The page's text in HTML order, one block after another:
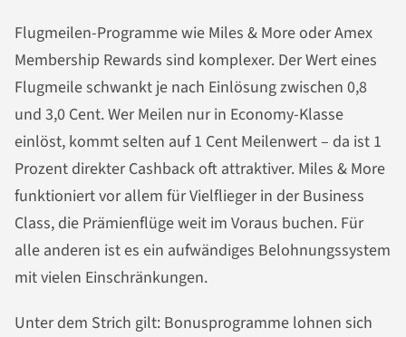
Flugmeilen-Programme wie Miles & More oder Amex
Membership Rewards sind komplexer. Der Wert eines
Flugmeile schwankt je nach Einlösung zwischen 0,8
und 3,0 Cent. Wer Meilen nur in Economy-Klasse
einlöst, kommt selten auf 1 Cent Meilenwert – da ist 1
Prozent direkter Cashback oft attraktiver. Miles & More
funktioniert vor allem für Vielflieger in der Business
Class, die Prämienflüge weit im Voraus buchen. Für
alle anderen ist es ein aufwändiges Belohnungssystem
mit vielen Einschränkungen.
Unter dem Strich gilt: Bonusprogramme lohnen sich